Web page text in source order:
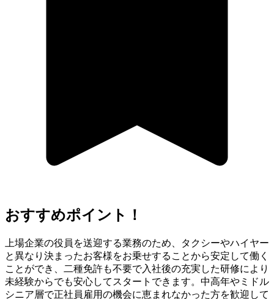
おすすめポイント！
上場企業の役員を送迎する業務のため、タクシーやハイヤー
と異なり決まったお客様をお乗せすることから安定して働く
ことができ、二種免許も不要で入社後の充実した研修により
未経験からでも安心してスタートできます。中高年やミドル
シニア層で正社員雇用の機会に恵まれなかった方を歓迎して